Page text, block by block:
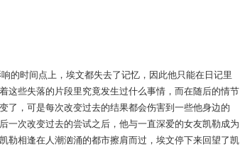
的时间点上，埃文都失去了记忆，因此他只能在日记里
这些失落的片段里究竟发生过什么事情，而在随后的情节
了，可是每次改变过去的结果都会伤害到一些他身边的
一次改变过去的尝试之后，他与一直深爱的女友凯勒成为
勒相逢在人潮汹涌的都市擦肩而过，埃文停下来回望了凯